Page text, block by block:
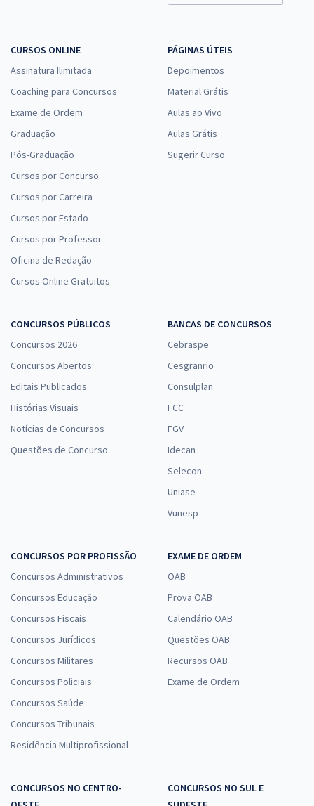
CURSOS ONLINE
Assinatura Ilimitada
Coaching para Concursos
Exame de Ordem
Graduação
Pós-Graduação
Cursos por Concurso
Cursos por Carreira
Cursos por Estado
Cursos por Professor
Oficina de Redação
Cursos Online Gratuitos
PÁGINAS ÚTEIS
Depoimentos
Material Grátis
Aulas ao Vivo
Aulas Grátis
Sugerir Curso
CONCURSOS PÚBLICOS
Concursos 2026
Concursos Abertos
Editais Publicados
Histórias Visuais
Notícias de Concursos
Questões de Concurso
BANCAS DE CONCURSOS
Cebraspe
Cesgranrio
Consulplan
FCC
FGV
Idecan
Selecon
Uniase
Vunesp
CONCURSOS POR PROFISSÃO
Concursos Administrativos
Concursos Educação
Concursos Fiscais
Concursos Jurídicos
Concursos Militares
Concursos Policiais
Concursos Saúde
Concursos Tribunais
Residência Multiprofissional
EXAME DE ORDEM
OAB
Prova OAB
Calendário OAB
Questões OAB
Recursos OAB
Exame de Ordem
CONCURSOS NO CENTRO-
CONCURSOS NO SUL E